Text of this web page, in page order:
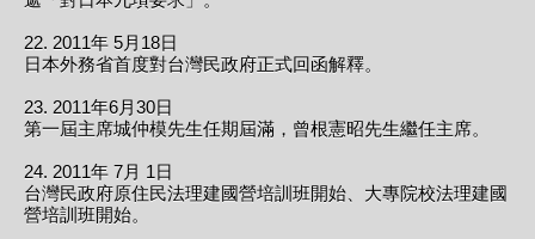
22. 2011年 5月18日
日本外務省首度對台灣民政府正式回函解釋。
23. 2011年6月30日
第一屆主席城仲模先生任期屆滿，曾根憲昭先生繼任主席。
24. 2011年 7月 1日
台灣民政府原住民法理建國營培訓班開始、大專院校法理建國
營培訓班開始。